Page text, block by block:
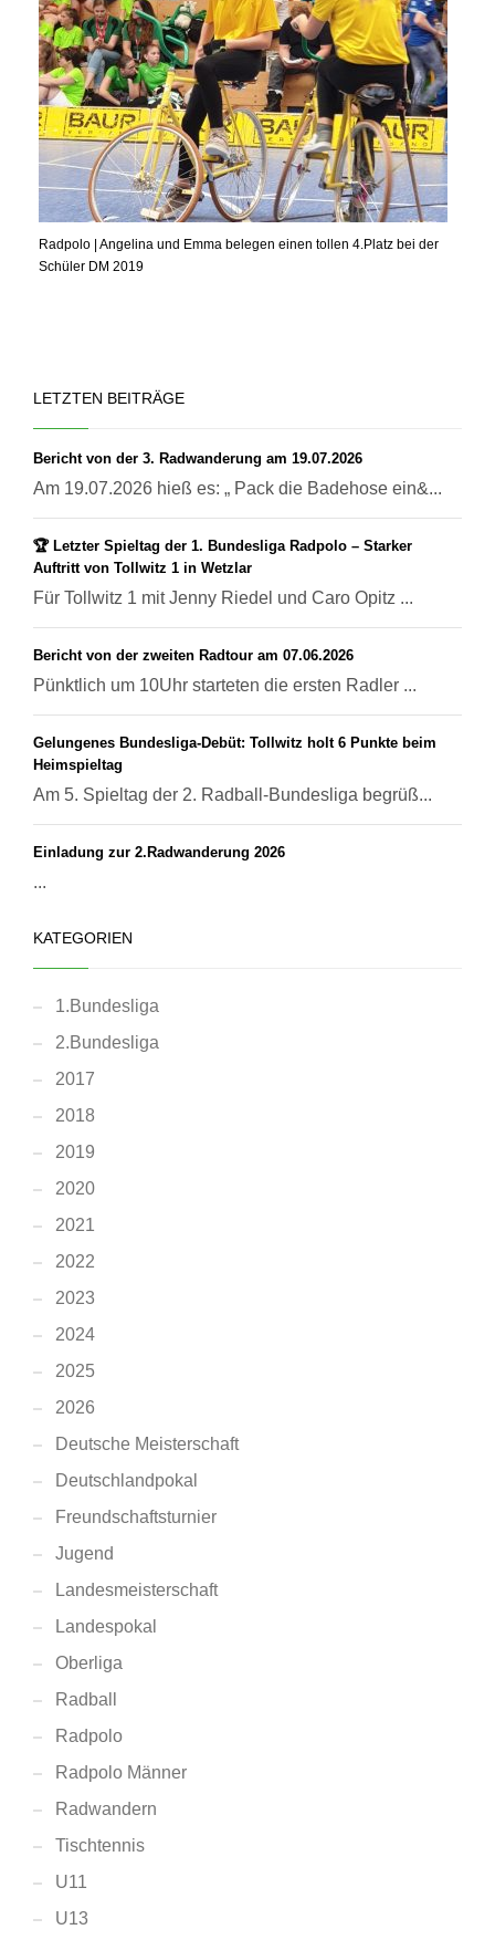
Radpolo | Angelina und Emma belegen einen tollen 4.Platz bei der
Schüler DM 2019
LETZTEN BEITRÄGE
Bericht von der 3. Radwanderung am 19.07.2026
Am 19.07.2026 hieß es: „ Pack die Badehose ein&...
🏆 Letzter Spieltag der 1. Bundesliga Radpolo – Starker
Auftritt von Tollwitz 1 in Wetzlar
Für Tollwitz 1 mit Jenny Riedel und Caro Opitz ...
Bericht von der zweiten Radtour am 07.06.2026
Pünktlich um 10Uhr starteten die ersten Radler ...
Gelungenes Bundesliga-Debüt: Tollwitz holt 6 Punkte beim
Heimspieltag
Am 5. Spieltag der 2. Radball-Bundesliga begrüß...
Einladung zur 2.Radwanderung 2026
...
KATEGORIEN
1.Bundesliga
2.Bundesliga
2017
2018
2019
2020
2021
2022
2023
2024
2025
2026
Deutsche Meisterschaft
Deutschlandpokal
Freundschaftsturnier
Jugend
Landesmeisterschaft
Landespokal
Oberliga
Radball
Radpolo
Radpolo Männer
Radwandern
Tischtennis
U11
U13